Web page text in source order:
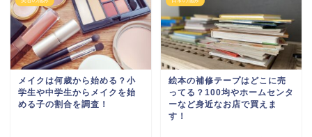
メイクは何歳から始める？小
学生や中学生からメイクを始
める子の割合を調査！
絵本の補修テープはどこに売
ってる？100均やホームセンタ
ーなど身近なお店で買えま
す！